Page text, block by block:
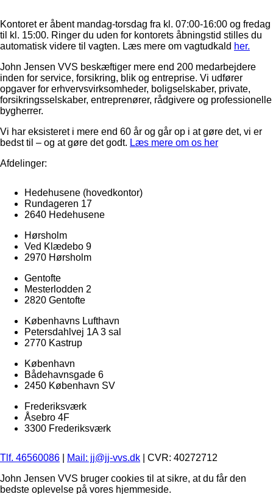
Kontoret er åbent mandag-torsdag fra kl. 07:00-16:00 og fredag
til kl. 15:00. Ringer du uden for kontorets åbningstid stilles du
automatisk videre til vagten. Læs mere om vagtudkald her.
John Jensen VVS beskæftiger mere end 200 medarbejdere
inden for service, forsikring, blik og entreprise. Vi udfører
opgaver for erhvervsvirksomheder, boligselskaber, private,
forsikringsselskaber, entreprenører, rådgivere og professionelle
bygherrer.
Vi har eksisteret i mere end 60 år og går op i at gøre det, vi er
bedst til – og at gøre det godt. Læs mere om os her
Afdelinger:
Hedehusene (hovedkontor)
Rundageren 17
2640 Hedehusene
Hørsholm
Ved Klædebo 9
2970 Hørsholm
Gentofte
Mesterlodden 2
2820 Gentofte
Københavns Lufthavn
Petersdahlvej 1A 3 sal
2770 Kastrup
København
Bådehavnsgade 6
2450 København SV
Frederiksværk
Åsebro 4F
3300 Frederiksværk
Tlf. 46560086 Mail: jj@jj-vvs.dk | CVR: 40272712
John Jensen VVS bruger cookies til at sikre, at du får den
bedste oplevelse på vores hjemmeside.